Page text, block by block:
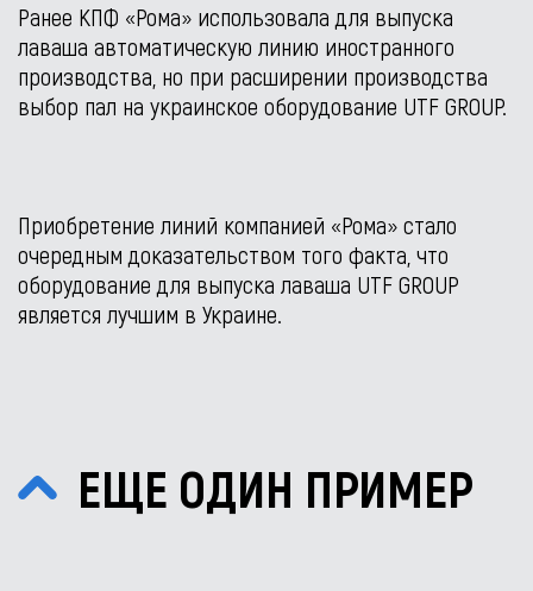
Ранее КПФ «Рома» использовала для выпуска
лаваша автоматическую линию иностранного
производства, но при расширении производства
выбор пал на украинское оборудование UTF GROUP.
Приобретение линий компанией «Рома» стало
очередным доказательством того факта, что
оборудование для выпуска лаваша UTF GROUP
является лучшим в Украине.
ЕЩЕ ОДИН ПРИМЕР